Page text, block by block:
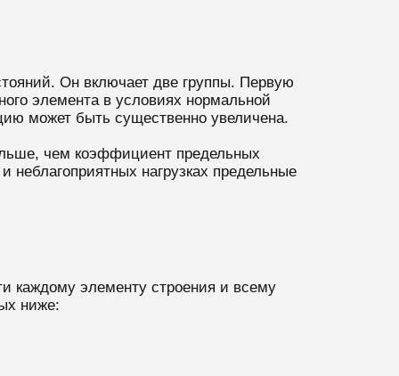
Он включает две группы. Первую
элемента в условиях нормальной
может быть существенно увеличена.
чем коэффициент предельных
неблагоприятных нагрузках предельные
каждому элементу строения и всему
ниже: